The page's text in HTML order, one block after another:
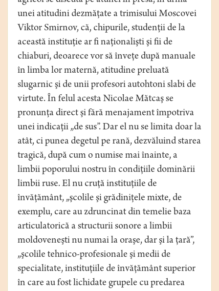
unei atitudini dezmăţate a trimisului Moscovei
Viktor Smirnov, că, chipurile, studenţii de la
această instituţie ar fi naţionalişti şi fii de
chiaburi, deoarece vor să înveţe după manuale
în limba lor maternă, atitudine preluată
slugarnic şi de unii profesori autohtoni slabi de
virtute. În felul acesta Nicolae Mătcaş se
pronunţa direct şi fără menajament împotriva
unei indicaţii „de sus”. Dar el nu se limita doar la
atât, ci punea degetul pe rană, dezvăluind starea
tragică, după cum o numise mai înainte, a
limbii poporului nostru în condiţiile dominării
limbii ruse. El nu cruţă instituţiile de
învăţământ, „şcolile şi grădiniţele mixte, de
exemplu, care au zdruncinat din temelie baza
articulatorică a structurii sonore a limbii
moldoveneşti nu numai la oraşe, dar şi la ţară”,
„şcolile tehnico-profesionale şi medii de
specialitate, instituţiile de învăţământ superior
în care au fost lichidate grupele cu predarea